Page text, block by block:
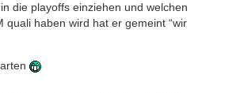
die playoffs einziehen und welchen
quali haben wird hat er gemeint “wir